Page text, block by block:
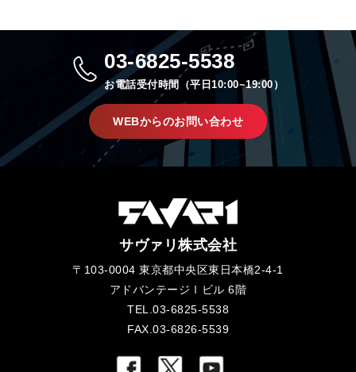
03-6825-5538
お電話受付時間（平日10:00~19:00）
WEBからのお問い合わせ
サヴァリ株式会社
〒103-0004 東京都中央区東日本橋2-4-1
アドバンテージⅠビル 6階
TEL.03-6825-5538
FAX.03-6826-5539